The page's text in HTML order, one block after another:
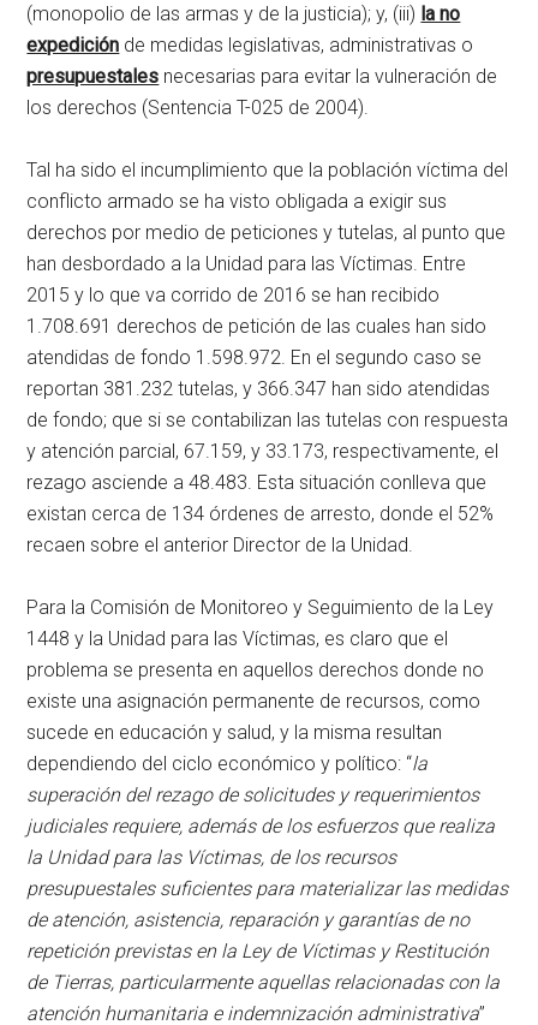
(monopolio de las armas y de la justicia); y, (iii) la no
expedición de medidas legislativas, administrativas o
presupuestales necesarias para evitar la vulneración de
los derechos (Sentencia T-025 de 2004).
Tal ha sido el incumplimiento que la población víctima del
conflicto armado se ha visto obligada a exigir sus
derechos por medio de peticiones y tutelas, al punto que
han desbordado a la Unidad para las Víctimas. Entre
2015 y lo que va corrido de 2016 se han recibido
1.708.691 derechos de petición de las cuales han sido
atendidas de fondo 1.598.972. En el segundo caso se
reportan 381.232 tutelas, y 366.347 han sido atendidas
de fondo; que si se contabilizan las tutelas con respuesta
y atención parcial, 67.159, y 33.173, respectivamente, el
rezago asciende a 48.483. Esta situación conlleva que
existan cerca de 134 órdenes de arresto, donde el 52%
recaen sobre el anterior Director de la Unidad.
Para la Comisión de Monitoreo y Seguimiento de la Ley
1448 y la Unidad para las Víctimas, es claro que el
problema se presenta en aquellos derechos donde no
existe una asignación permanente de recursos, como
sucede en educación y salud, y la misma resultan
dependiendo del ciclo económico y político: “la
superación del rezago de solicitudes y requerimientos
judiciales requiere, además de los esfuerzos que realiza
la Unidad para las Víctimas, de los recursos
presupuestales suficientes para materializar las medidas
de atención, asistencia, reparación y garantías de no
repetición previstas en la Ley de Víctimas y Restitución
de Tierras, particularmente aquellas relacionadas con la
atención humanitaria e indemnización administrativa”